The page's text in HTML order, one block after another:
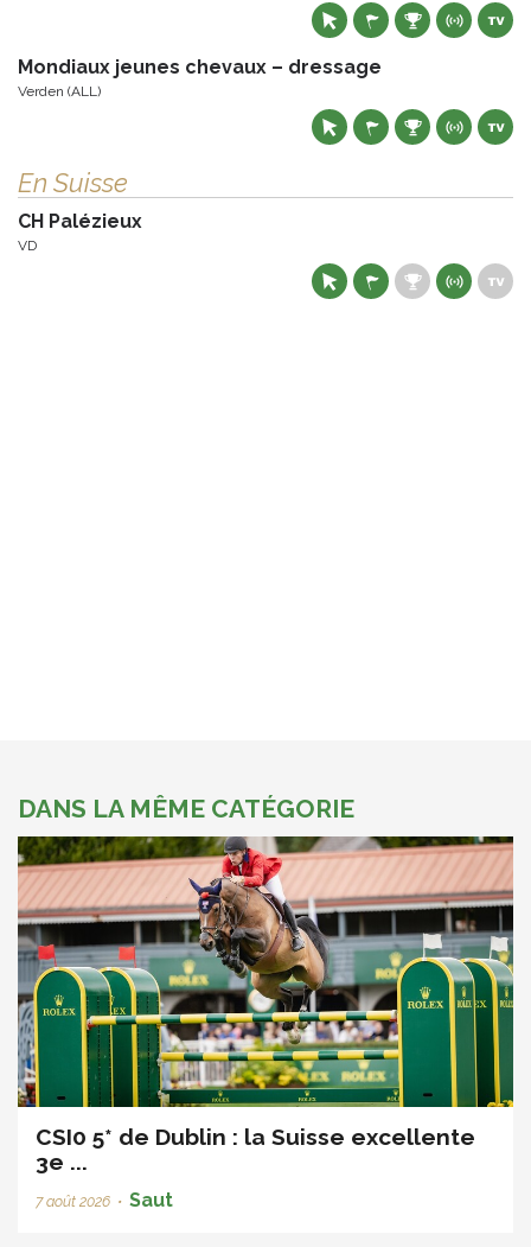
Mondiaux jeunes chevaux – dressage
Verden (ALL)
En Suisse
CH Palézieux
VD
DANS LA MÊME CATÉGORIE
CSI0 5* de Dublin : la Suisse excellente
3e ...
7 août 2026 • Saut